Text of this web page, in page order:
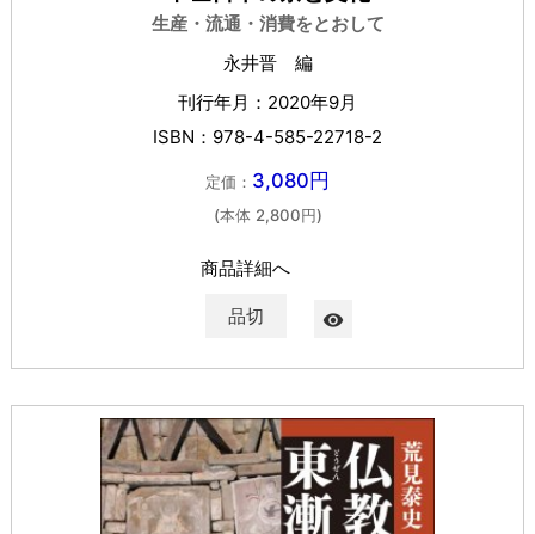
生産・流通・消費をとおして
永井晋 編
刊行年月：2020年9月
ISBN：978-4-585-22718-2
定価： 3,080円
(本体 2,800円)
商品詳細へ
品切 visibility